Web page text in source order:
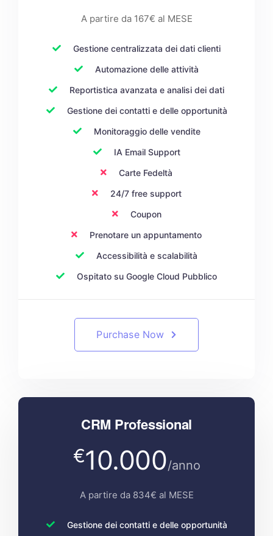
A partire da 167€ al MESE
Gestione centralizzata dei dati clienti
Automazione delle attività
Reportistica avanzata e analisi dei dati
Gestione dei contatti e delle opportunità
Monitoraggio delle vendite
IA Email Support
Carte Fedeltà
24/7 free support
Coupon
Prenotare un appuntamento
Accessibilità e scalabilità
Ospitato su Google Cloud Pubblico
Purchase Now
CRM Professional
€10.000/anno
A partire da 834€ al MESE
Gestione dei contatti e delle opportunità